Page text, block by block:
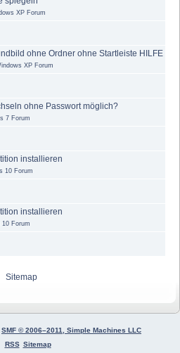
XP Forum
ohne Ordner ohne Startleiste HILFE
XP Forum
ohne Passwort möglich?
7 Forum
installieren
10 Forum
installieren
10 Forum
Sitemap
SMF © 2006–2011, Simple Machines LLC
RSS Sitemap